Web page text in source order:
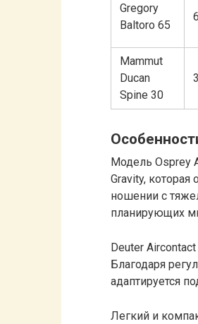
Gregory
Baltoro 65
Mammut
Ducan
Spine 30
Модель Osprey
Gravity,
ношении с
планирующих
Deuter
Благодаря
адаптируется
Легкий и